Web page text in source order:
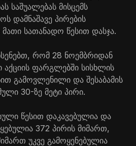
საშუალებას მისცემს
დამნაშავე პირების
სათანადო წესით დასჯა.
რომ 28 ნოემბრიდან
ფარგლებში სისხლის
გამოვლენილი და შესაბამის
30-ზე მეტი პირი.
წესით დაკავებულია და
372 პირის მიმართ,
უკვე გამოყენებულია